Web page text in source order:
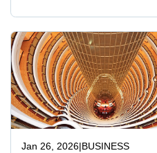
Jan 26, 2026|BUSINESS